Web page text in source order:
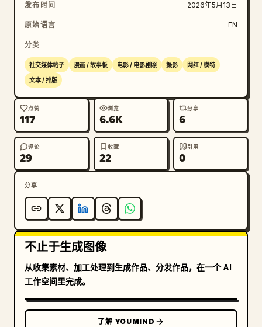
6. “FINAL SHOT”（最终射门）——“一击。永恒。” 动态
射门姿势，腿部伸展，足球在球场中向球门疾驰。
网，伴随火花和发光的冲击线。
8. “IMMORTAL”（不朽）——“传奇并非天生。而是造就。
在最后一分钟。” 球员在金色的五彩纸屑和欢呼的人群中
右侧转播叠加层：在右上边缘附近添加一个紧凑的竖版比分
HUD，带有一个小的世界杯奖杯图标和文字“FIFA WORLD
CUP QATAR 2022”。下方放置一个带框标签“FINAL”，一
个大计时器“89:59”，补时线“+6”，以及两行比分：
“2”。在比分牌下方添加红色音频波形，以及标有“CROWD
NOISE LEVEL”（观众噪音水平）和“MAXIMUM”（最大值）
的小标签。在下方添加微小的技术文字，如“CAMERA 7”、
“SLOW MOTION”和“180 FPS”。
题 FINAL MINUTE ，采用粗体压缩体育字体，带有粗糙
纹理。下方添加标语
90 MINUTES. ONE MOMENT THAT CHANGES
EVERYTHING.
，其中“CHANGES EVERYTHING”以金色高亮显示。在最底
发布时间 2026年5月13日
原始语言 EN
分类
社交媒体帖子 漫画 / 故事板 电影 / 电影剧照 摄影 网红 / 模特
文本 / 排版
点赞
117
浏览
6.6K
分享
6
评论
29
收藏
22
引用
0
分享
不止于生成图像
从收集素材、加工处理到生成作品、分发作品，在一个 AI
工作空间里完成。
了解 YOUMIND